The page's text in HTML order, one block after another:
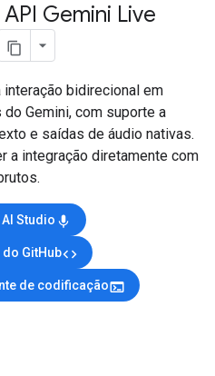
Gemini Live
bidirecional em
Gemini, com suporte a
e saídas de áudio nativas.
a integração diretamente com
Studio mic
GitHubcode
de codificaçãoterminal